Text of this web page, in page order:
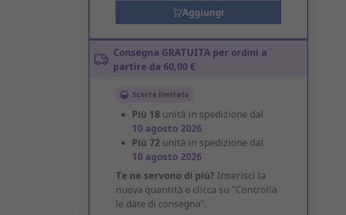
Aggiungi
Consegna GRATUITA per ordini a
partire da 60,00 €
Scorte limitate
Più 18 unità in spedizione dal
10 agosto 2026
Più 72 unità in spedizione dal
10 agosto 2026
Te ne servono di più? Inserisci la
nuova quantità e clicca su "Controlla
le date di consegna".